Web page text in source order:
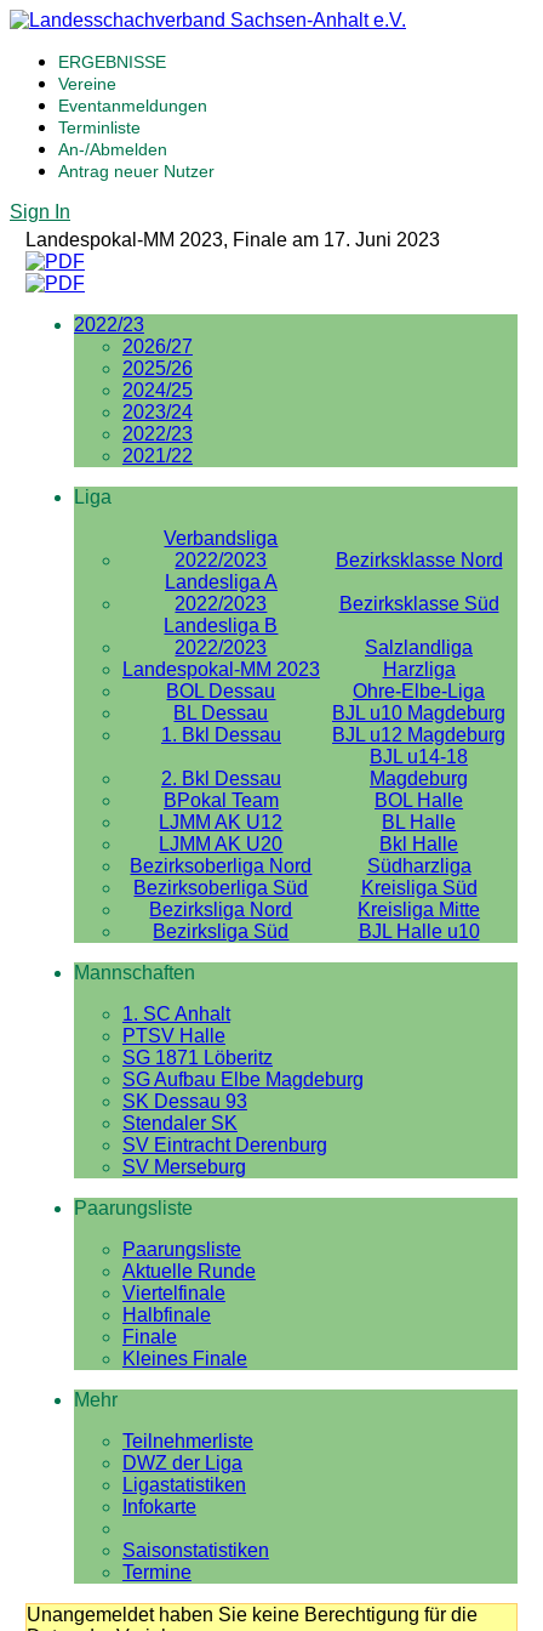
ERGEBNISSE
Vereine
Eventanmeldungen
Terminliste
An-/Abmelden
Antrag neuer Nutzer
Sign In
Landespokal-MM 2023, Finale am 17. Juni 2023
2022/23
2026/27
2025/26
2024/25
2023/24
2022/23
2021/22
Liga
Verbandsliga
2022/2023
Bezirksklasse Nord
Landesliga A
2022/2023
Bezirksklasse Süd
Landesliga B
2022/2023
Salzlandliga
Landespokal-MM 2023
Harzliga
BOL Dessau
Ohre-Elbe-Liga
BL Dessau
BJL u10 Magdeburg
1. Bkl Dessau
BJL u12 Magdeburg
2. Bkl Dessau
BJL u14-18
Magdeburg
BPokal Team
BOL Halle
LJMM AK U12
BL Halle
LJMM AK U20
Bkl Halle
Bezirksoberliga Nord
Südharzliga
Bezirksoberliga Süd
Kreisliga Süd
Bezirksliga Nord
Kreisliga Mitte
Bezirksliga Süd
BJL Halle u10
Mannschaften
1. SC Anhalt
PTSV Halle
SG 1871 Löberitz
SG Aufbau Elbe Magdeburg
SK Dessau 93
Stendaler SK
SV Eintracht Derenburg
SV Merseburg
Paarungsliste
Paarungsliste
Aktuelle Runde
Viertelfinale
Halbfinale
Finale
Kleines Finale
Mehr
Teilnehmerliste
DWZ der Liga
Ligastatistiken
Infokarte
Saisonstatistiken
Termine
Unangemeldet haben Sie keine Berechtigung für die